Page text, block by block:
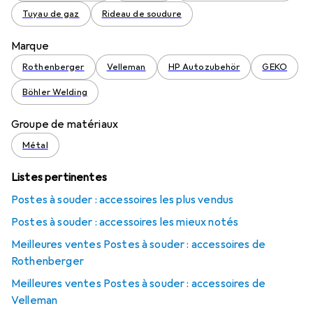
Tuyau de gaz Rideau de soudure
Marque
Rothenberger Velleman HP Autozubehör GEKO
Böhler Welding
Groupe de matériaux
Métal
Listes pertinentes
Postes à souder : accessoires les plus vendus
Postes à souder : accessoires les mieux notés
Meilleures ventes Postes à souder : accessoires de
Rothenberger
Meilleures ventes Postes à souder : accessoires de
Velleman